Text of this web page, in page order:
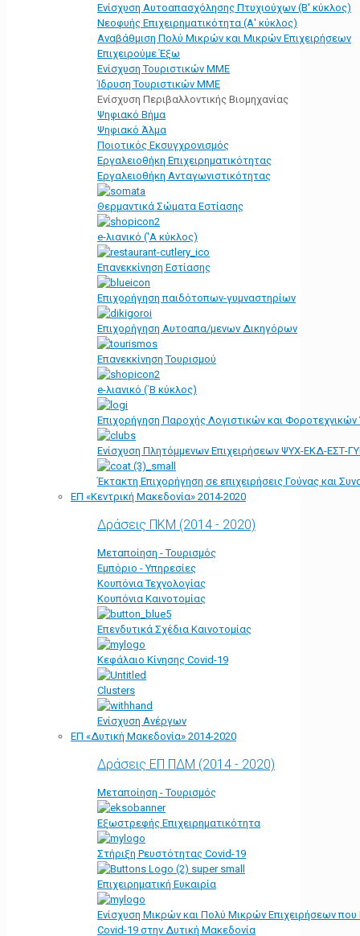
Ενίσχυση Αυτοαπασχόλησης Πτυχιούχων (Β' κύκλος)
Νεοφυής Επιχειρηματικότητα (Α' κύκλος)
Αναβάθμιση Πολύ Μικρών και Μικρών Επιχειρήσεων
Επιχειρούμε Έξω
Ενίσχυση Τουριστικών ΜΜΕ
Ίδρυση Τουριστικών ΜΜΕ
Ενίσχυση Περιβαλλοντικής Βιομηχανίας
Ψηφιακό Βήμα
Ψηφιακό Άλμα
Ποιοτικός Εκσυγχρονισμός
Εργαλειοθήκη Eπιχειρηματικότητας
Εργαλειοθήκη Ανταγωνιστικότητας
Θερμαντικά Σώματα Εστίασης
e-λιανικό ('Α κύκλος)
Επανεκκίνηση Εστίασης
Επιχορήγηση παιδότοπων-γυμναστηρίων
Επιχορήγηση Αυτοαπα/μενων Δικηγόρων
Επανεκκίνηση Τουρισμού
e-λιανικό (΄Β κύκλος)
Επιχορήγηση Παροχής Λογιστικών και
Ενίσχυση Πλητόμμενων Επιχειρήσεων ΨΥΧ-ΕΚΔ-ΕΣΤ-
Έκτακτη Επιχορήγηση σε επιχειρήσεις Γούνας και
ΕΠ «Kεντρική Μακεδονία» 2014-2020
Δράσεις ΠΚΜ (2014 - 2020)
Μεταποίηση - Τουρισμός
Εμπόριο - Υπηρεσίες
Κουπόνια Τεχνολογίας
Κουπόνια Καινοτομίας
Επενδυτικά Σχέδια Καινοτομίας
Κεφάλαιο Κίνησης Covid-19
Clusters
Ενίσχυση Ανέργων
ΕΠ «Δυτική Μακεδονία» 2014-2020
Δράσεις ΕΠ ΠΔΜ (2014 - 2020)
Μεταποίηση - Τουρισμός
Εξωστρεφής Επιχειρηματικότητα
Στήριξη Ρευστότητας Covid-19
Επιχειρηματική Ευκαιρία
Ενίσχυση Μικρών και Πολύ Μικρών Επιχειρήσεων
Covid-19 στην Δυτική Μακεδονία